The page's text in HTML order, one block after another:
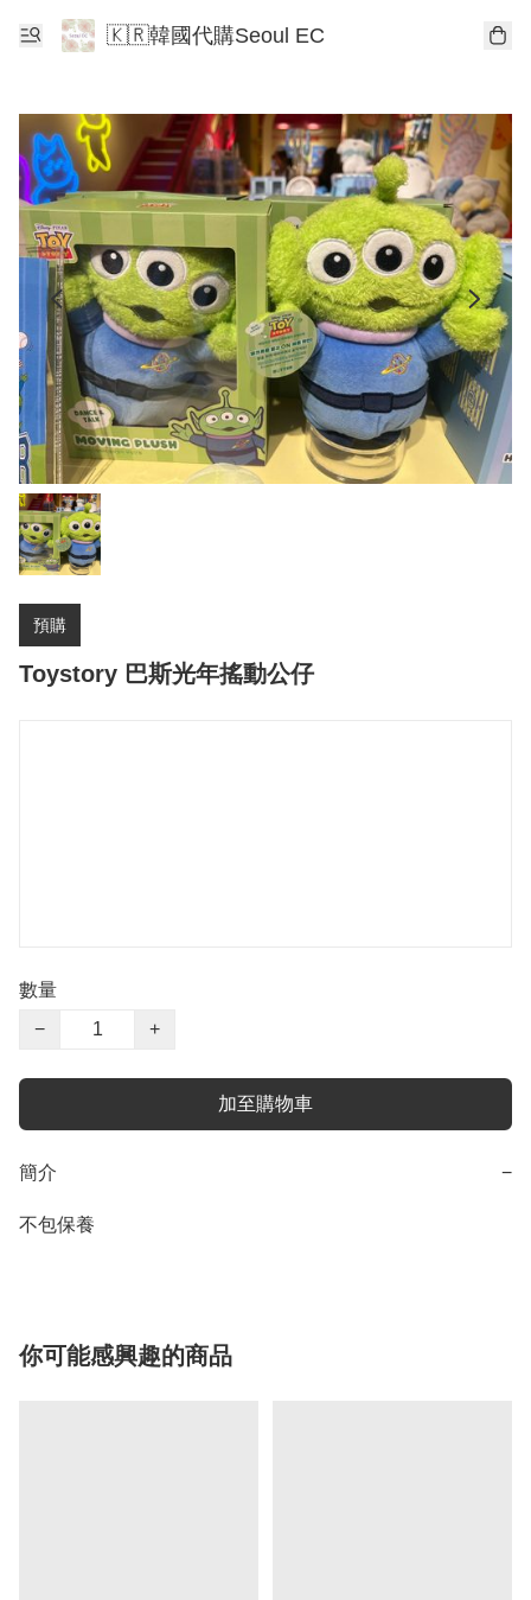
🇰🇷韓國代購Seoul EC
預購
Toystory 巴斯光年搖動公仔
數量
−
+
加至購物車
簡介 −
不包保養
你可能感興趣的商品